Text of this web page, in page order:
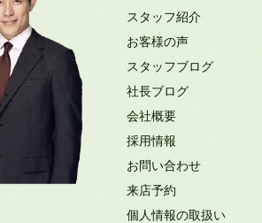
スタッフ紹介
お客様の声
スタッフブログ
社長ブログ
会社概要
採用情報
お問い合わせ
来店予約
個人情報の取扱い